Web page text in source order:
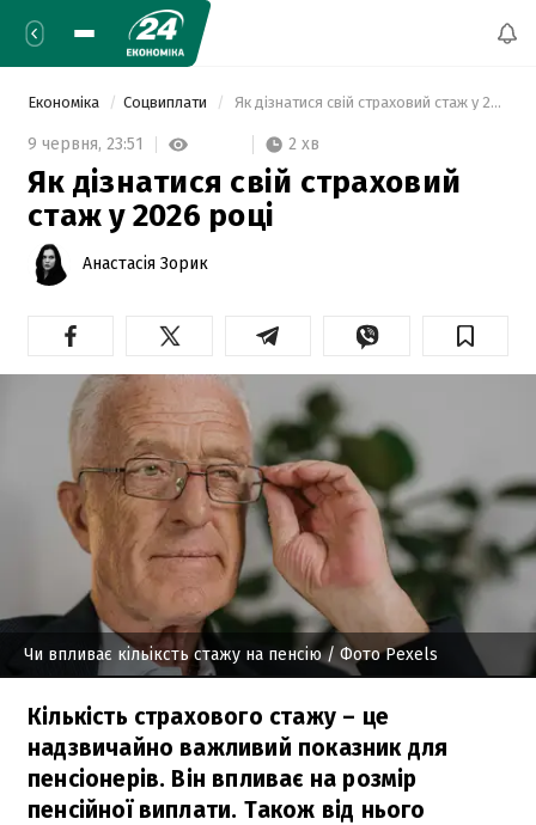
Економіка Соцвиплати Як дізнатися свій страховий стаж у 2026 році
9 червня, 23:51 2 хв
Як дізнатися свій страховий
стаж у 2026 році
Анастасія Зорик
Чи впливає кільіксть стажу на пенсію/ Фото Pexels
Кількість страхового стажу – це
надзвичайно важливий показник для
пенсіонерів. Він впливає на розмір
пенсійної виплати. Також від нього